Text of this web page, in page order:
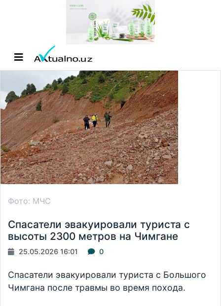
Фото: МЧС
Спасатели эвакуировали туриста с
высоты 2300 метров на Чимгане
25.05.2026 16:01 0
Спасатели эвакуировали туриста с Большого
Чимгана после травмы во время похода.